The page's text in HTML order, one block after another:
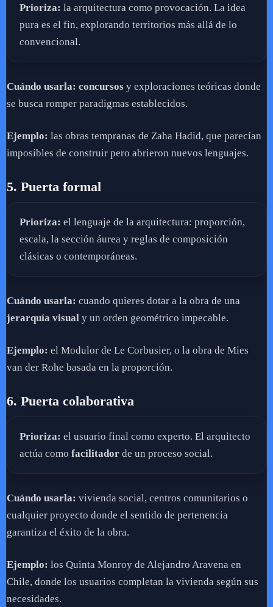
Prioriza: la arquitectura como provocación. La idea
pura es el fin, explorando territorios más allá de lo
convencional.
Cuándo usarla: concursos y exploraciones teóricas donde
se busca romper paradigmas establecidos.
Ejemplo: las obras tempranas de Zaha Hadid, que parecían
imposibles de construir pero abrieron nuevos lenguajes.
5. Puerta formal
Prioriza: el lenguaje de la arquitectura: proporción,
escala, la sección áurea y reglas de composición
clásicas o contemporáneas.
Cuándo usarla: cuando quieres dotar a la obra de una
jerarquía visual y un orden geométrico impecable.
Ejemplo: el Modulor de Le Corbusier, o la obra de Mies
van der Rohe basada en la proporción.
6. Puerta colaborativa
Prioriza: el usuario final como experto. El arquitecto
actúa como facilitador de un proceso social.
Cuándo usarla: vivienda social, centros comunitarios o
cualquier proyecto donde el sentido de pertenencia
garantiza el éxito de la obra.
Ejemplo: los Quinta Monroy de Alejandro Aravena en
Chile, donde los usuarios completan la vivienda según sus
necesidades.